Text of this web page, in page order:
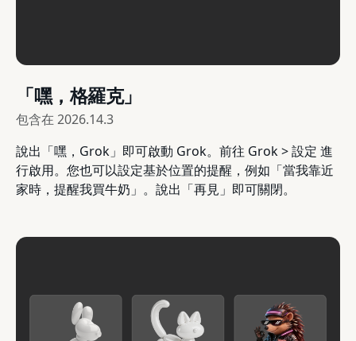
「嘿，格羅克」
包含在 2026.14.3
說出「嘿，Grok」即可啟動 Grok。前往 Grok > 設定 進
行啟用。您也可以設定基於位置的提醒，例如「當我靠近
家時，提醒我買牛奶」。說出「再見」即可關閉。